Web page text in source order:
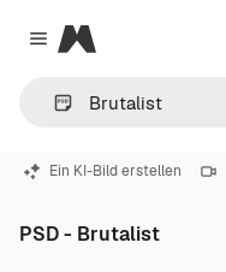
Close menu
Magnific
Ein KI-Bild erstellen
PSD - Brutalist